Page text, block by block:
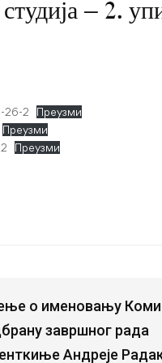
– 2.
26-2
Преузми
Преузми
Преузми
о именовању
завршног рада
Андреје